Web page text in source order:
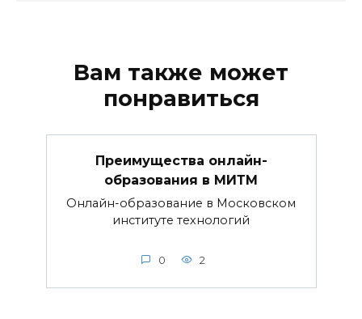
Вам также может
понравиться
Преимущества онлайн-
образования в МИТМ
Онлайн-образование в Московском
институте технологий
0 2